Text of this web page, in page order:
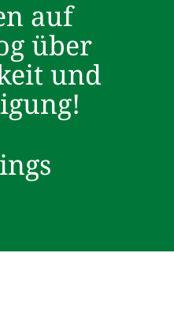
auf
über
und